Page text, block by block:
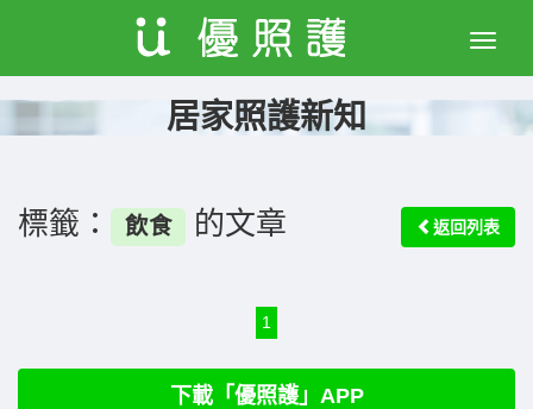
Toggle
居家照護新知
標籤： 飲食 的文章 返回列表
1
下載「優照護」APP